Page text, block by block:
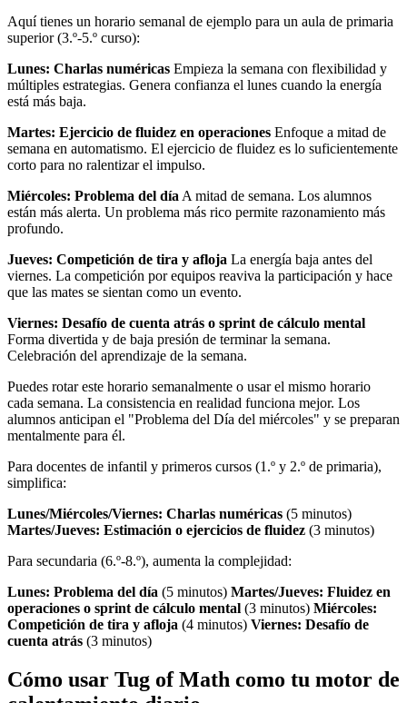
Aquí tienes un horario semanal de ejemplo para un aula de primaria
superior (3.º-5.º curso):
Lunes: Charlas numéricas Empieza la semana con flexibilidad y
múltiples estrategias. Genera confianza el lunes cuando la energía
está más baja.
Martes: Ejercicio de fluidez en operaciones Enfoque a mitad de
semana en automatismo. El ejercicio de fluidez es lo suficientemente
corto para no ralentizar el impulso.
Miércoles: Problema del día A mitad de semana. Los alumnos
están más alerta. Un problema más rico permite razonamiento más
profundo.
Jueves: Competición de tira y afloja La energía baja antes del
viernes. La competición por equipos reaviva la participación y hace
que las mates se sientan como un evento.
Viernes: Desafío de cuenta atrás o sprint de cálculo mental
Forma divertida y de baja presión de terminar la semana.
Celebración del aprendizaje de la semana.
Puedes rotar este horario semanalmente o usar el mismo horario
cada semana. La consistencia en realidad funciona mejor. Los
alumnos anticipan el "Problema del Día del miércoles" y se preparan
mentalmente para él.
Para docentes de infantil y primeros cursos (1.º y 2.º de primaria),
simplifica:
Lunes/Miércoles/Viernes: Charlas numéricas (5 minutos)
Martes/Jueves: Estimación o ejercicios de fluidez (3 minutos)
Para secundaria (6.º-8.º), aumenta la complejidad:
Lunes: Problema del día (5 minutos) Martes/Jueves: Fluidez en
operaciones o sprint de cálculo mental (3 minutos) Miércoles:
Competición de tira y afloja (4 minutos) Viernes: Desafío de
cuenta atrás (3 minutos)
Cómo usar Tug of Math como tu motor de